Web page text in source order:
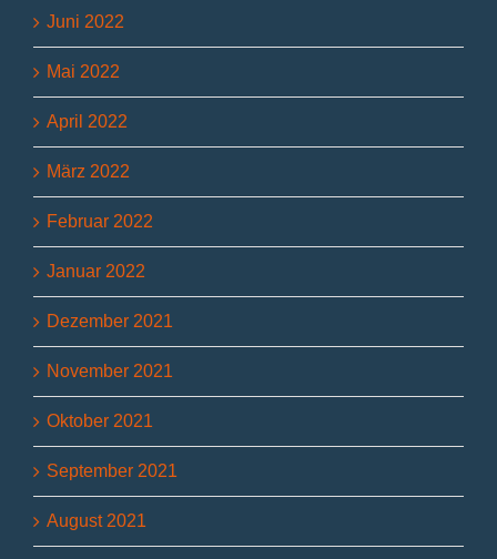
Juni 2022
Mai 2022
April 2022
März 2022
Februar 2022
Januar 2022
Dezember 2021
November 2021
Oktober 2021
September 2021
August 2021